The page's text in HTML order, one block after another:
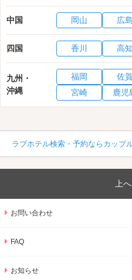
中国 岡山 広島
四国 香川 高知
九州・
沖縄
福岡 佐賀
宮崎
鹿児
ラブホテル検索・予約ならカップ
上
お問い合わせ
FAQ
お知らせ